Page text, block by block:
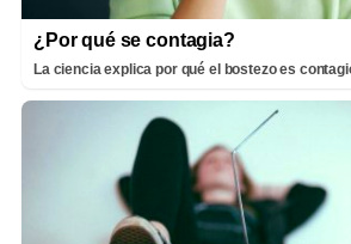
¿Por qué se contagia?
La ciencia explica por qué el bostezo es